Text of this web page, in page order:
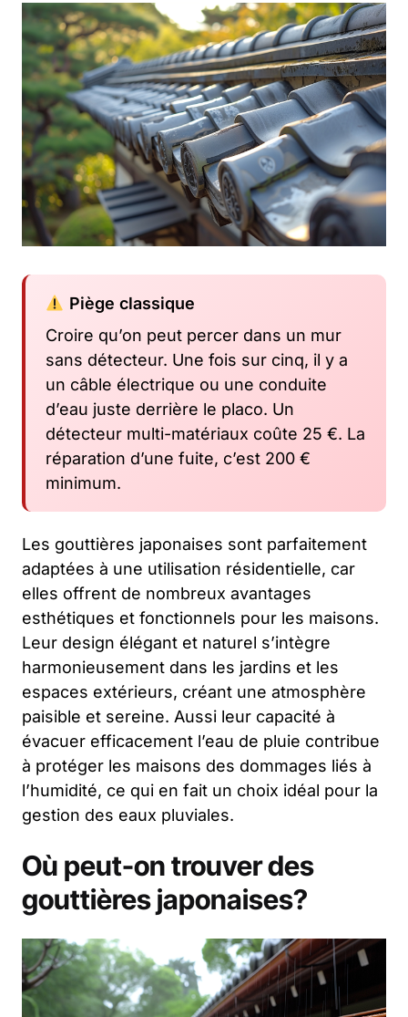
Piège classique
Croire qu’on peut percer dans un mur
sans détecteur. Une fois sur cinq, il y a
un câble électrique ou une conduite
d’eau juste derrière le placo. Un
détecteur multi-matériaux coûte 25 €. La
réparation d’une fuite, c’est 200 €
minimum.
Les gouttières japonaises sont parfaitement
adaptées à une utilisation résidentielle, car
elles offrent de nombreux avantages
esthétiques et fonctionnels pour les maisons.
Leur design élégant et naturel s’intègre
harmonieusement dans les jardins et les
espaces extérieurs, créant une atmosphère
paisible et sereine. Aussi leur capacité à
évacuer efficacement l’eau de pluie contribue
à protéger les maisons des dommages liés à
l’humidité, ce qui en fait un choix idéal pour la
gestion des eaux pluviales.
Où peut-on trouver des
gouttières japonaises?